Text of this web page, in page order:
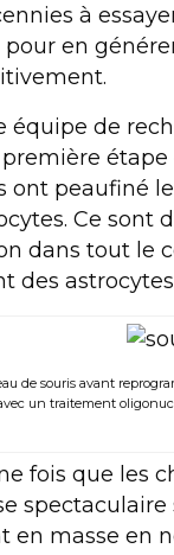
à
pour en
équipe de
première
ont peaufiné
Ce sont
dans tout le
des
de souris avant
un traitement
fois que les
spectaculaire
en masse en